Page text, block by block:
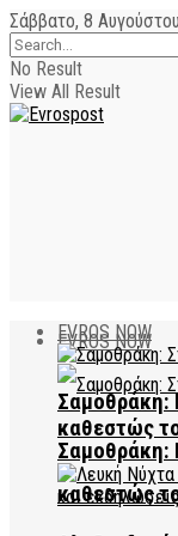
Σάββατο, 8
No Result
View All Result
EVROS NOW
Σαμοθράκη:
καθεστώς
EVROS NOW
Σαμοθράκη:
καθεστώς